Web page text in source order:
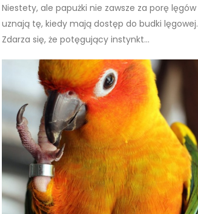
Niestety, ale papużki nie zawsze za porę lęgów
uznają tę, kiedy mają dostęp do budki lęgowej.
Zdarza się, że potęgujący instynkt...